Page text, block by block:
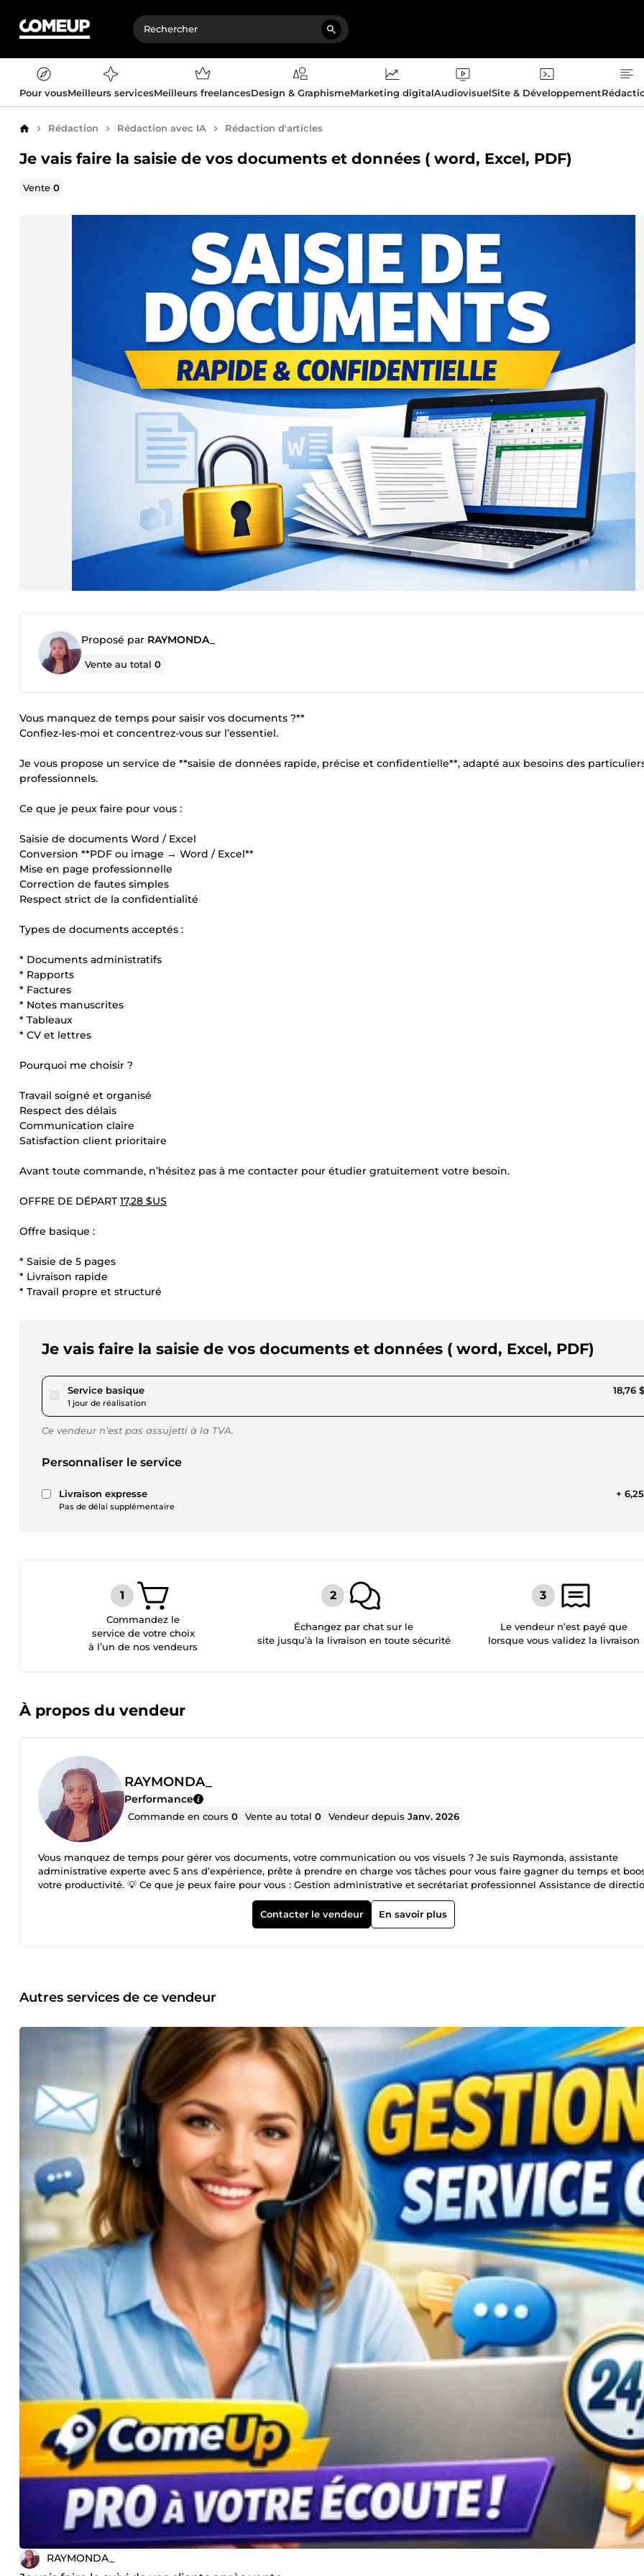
Pour vousMeilleurs servicesMeilleurs freelancesDesign & GraphismeMarketing digitalAudiovisuelSite & Développement
AccueilRédaction Rédaction avec IA Rédaction d'articles
Je vais faire la saisie de vos documents et données ( word, Excel, PDF)
Vente0
Proposé par RAYMONDA_
Vente au total0
Vous manquez de temps pour saisir vos documents ?**
Confiez-les-moi et concentrez-vous sur l’essentiel.
Je vous propose un service de **saisie de données rapide, précise et confidentielle**, adapté aux besoins des
professionnels.
Ce que je peux faire pour vous :
Saisie de documents Word / Excel
Conversion **PDF ou image → Word / Excel**
Mise en page professionnelle
Correction de fautes simples
Respect strict de la confidentialité
Types de documents acceptés :
* Documents administratifs
* Rapports
* Factures
* Notes manuscrites
* Tableaux
* CV et lettres
Pourquoi me choisir ?
Travail soigné et organisé
Respect des délais
Communication claire
Satisfaction client prioritaire
Avant toute commande, n’hésitez pas à me contacter pour étudier gratuitement votre besoin.
OFFRE DE DÉPART17,28 $US
Offre basique :
* Saisie de 5 pages
* Livraison rapide
* Travail propre et structuré
Je vais faire la saisie de vos documents et données ( word, Excel, PDF)
Service basiquepour 17,28 $US
1 jour de réalisation
18,76
Ce vendeur n’est pas assujetti à la TVA.
Personnaliser le service
Livraison expresse
Pas de délai supplémentaire
+
Commandez le
service de votre choix
à l’un de nos vendeurs
Échangez par chat sur le
site jusqu’à la livraison en toute sécurité
Le vendeur n’est payé que
lorsque vous validez la livraison
À propos du vendeur
RAYMONDA_
Performance
Commande en cours0 Vente au total0 Vendeur depuisJanv. 2026
Vous manquez de temps pour gérer vos documents, votre communication ou vos visuels ? Je suis Raymonda, assistante
administrative experte avec 5 ans d’expérience, prête à prendre en charge vos tâches pour vous faire gagner du temps et
votre productivité. 💡 Ce que je peux faire pour vous : Gestion administrative et secrétariat professionnel Assistance de direction et
organisation efficace Design graphique : logos, visuels publicitaires Publicité Facebook et support commercial Rapide, fiable et
100% sur mesure, je transforme vos besoins en résultats concrets. Confiez-moi vos projets et concentrez-vous sur l’essentiel !
Contacter le vendeur En savoir plus
Autres services de ce vendeur
RAYMONDA_